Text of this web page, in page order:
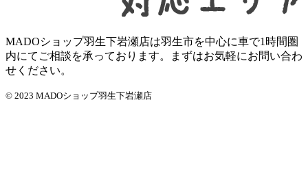
MADOショップ羽生下岩瀬店は羽生市を中心に車で1時間圏
内にてご相談を承っております。まずはお気軽にお問い合わ
せください。
© 2023 MADOショップ羽生下岩瀬店